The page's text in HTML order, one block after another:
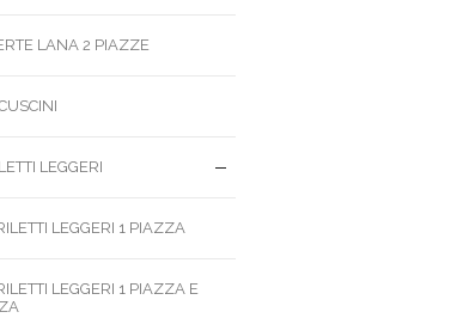
LANA 2 PIAZZE
LEGGERI
LEGGERI 1 PIAZZA
LEGGERI 1 PIAZZA E